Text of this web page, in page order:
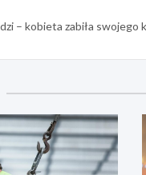
– kobieta zabiła swojego